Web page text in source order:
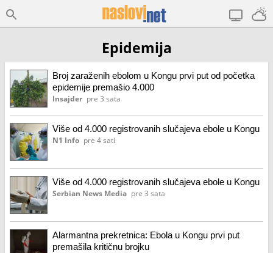
Epidemija
Broj zaraženih ebolom u Kongu prvi put od početka
epidemije premašio 4.000
Insajder pre 3 sata
Više od 4.000 registrovanih slučajeva ebole u Kongu
N1 Info pre 4 sati
Više od 4.000 registrovanih slučajeva ebole u Kongu
Serbian News Media pre 3 sata
Alarmantna prekretnica: Ebola u Kongu prvi put
premašila kritičnu brojku